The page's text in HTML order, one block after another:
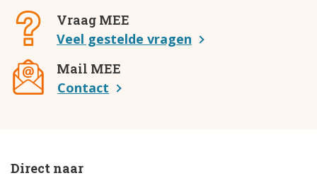
Vraag MEE
Veel gestelde vragen
Mail MEE
Contact
Direct naar